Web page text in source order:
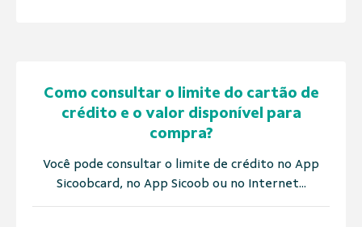
Como consultar o limite do cartão de
crédito e o valor disponível para
compra?
Você pode consultar o limite de crédito no App
Sicoobcard, no App Sicoob ou no Internet...